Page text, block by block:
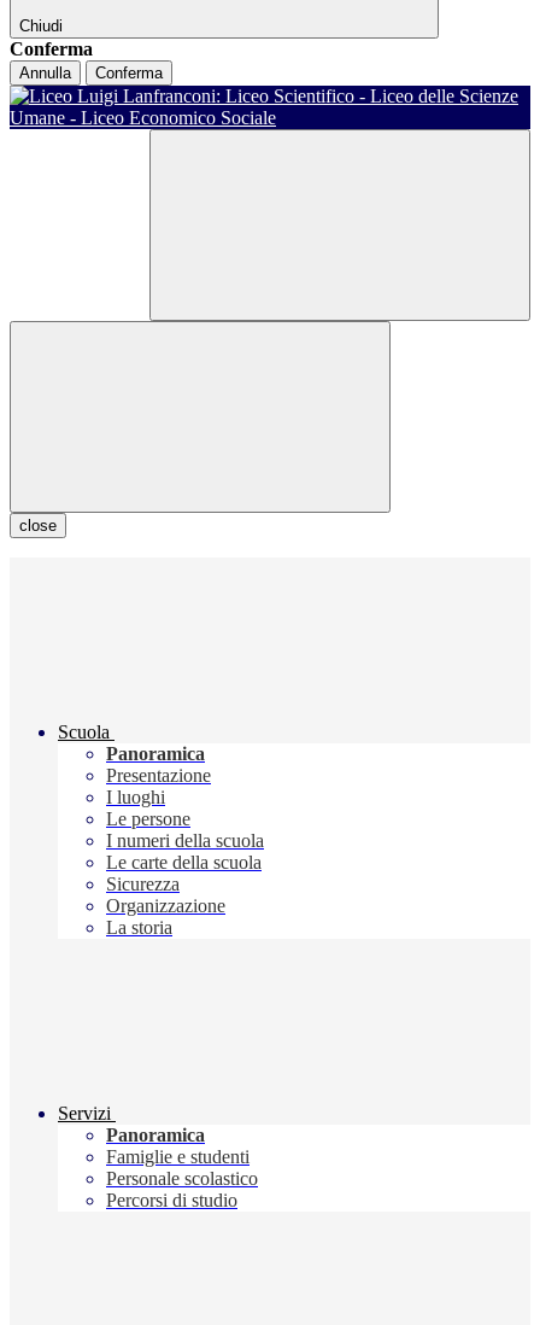
Chiudi
Conferma
Annulla Conferma
close
Scuola
Panoramica
Presentazione
I luoghi
Le persone
I numeri della scuola
Le carte della scuola
Sicurezza
Organizzazione
La storia
Servizi
Panoramica
Famiglie e studenti
Personale scolastico
Percorsi di studio